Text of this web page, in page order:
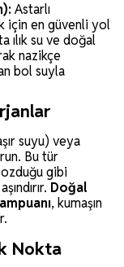
Astarlı
için en güvenli yol
ılık su ve doğal
nazikçe
bol suyla
suyu) veya
Bu tür
gibi
Doğal
, kumaşın
Nokta